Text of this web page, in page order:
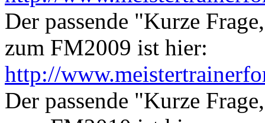
Der passende "Kurze
zum FM2009 ist hier:
http://
Der passende "Kurze